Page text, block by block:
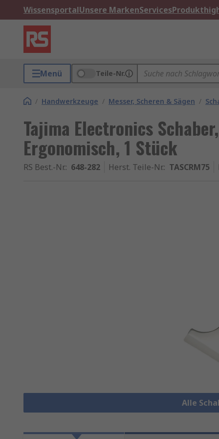
WissensportalUnsere MarkenServices
Menü Teile-Nr.
/ Handwerkzeuge / Messer, Scheren & Sägen /
Tajima Electronics
Ergonomisch, 1 Stück
RS Best.-Nr.: 648-282 Herst. Teile-Nr.: TASCRM75
Alle